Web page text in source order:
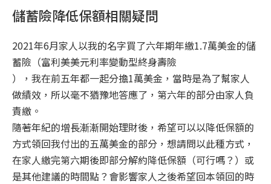
儲蓄險降低保額相關疑問
2021年6月家人以我的名字買了六年期年繳1.7萬美金的儲
蓄險（富利美美元利率變動型終身壽險
），我在前五年都一起分擔1萬美金，當時是為了幫家人
做績效，所以毫不猶豫地答應了，第六年的部分由家人負
責繳。
隨著年紀的增長漸漸開始理財後，希望可以以降低保額的
方式領回我付出的五萬美金的部分，想請問以此種方式，
在家人繳完第六期後即部分解約降低保額（可行嗎？）或
是其他建議的時間點？會影響家人之後希望回本領回的時